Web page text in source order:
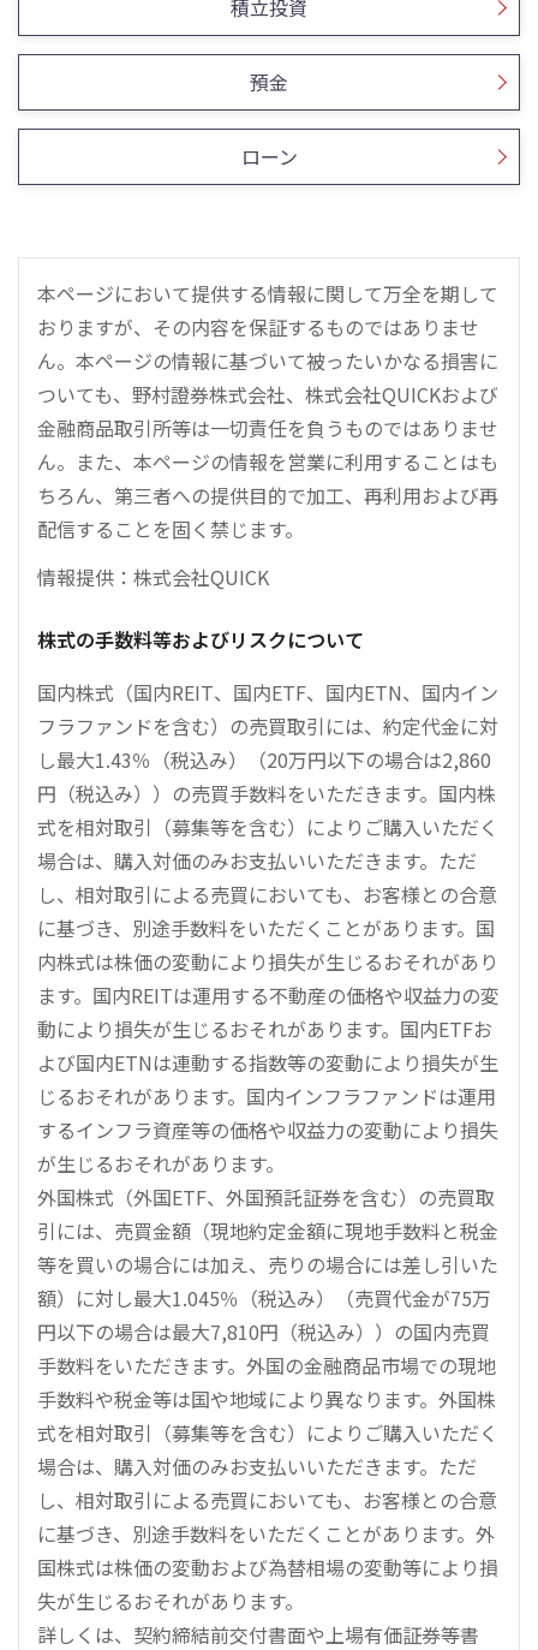
積立投資
預金
ローン
本ページにおいて提供する情報に関して万全を期して
おりますが、その内容を保証するものではありませ
ん。本ページの情報に基づいて被ったいかなる損害に
ついても、野村證券株式会社、株式会社QUICKおよび
金融商品取引所等は一切責任を負うものではありませ
ん。また、本ページの情報を営業に利用することはも
ちろん、第三者への提供目的で加工、再利用および再
配信することを固く禁じます。
情報提供：株式会社QUICK
株式の手数料等およびリスクについて
国内株式（国内REIT、国内ETF、国内ETN、国内イン
フラファンドを含む）の売買取引には、約定代金に対
し最大1.43％（税込み）（20万円以下の場合は2,860
円（税込み））の売買手数料をいただきます。国内株
式を相対取引（募集等を含む）によりご購入いただく
場合は、購入対価のみお支払いいただきます。ただ
し、相対取引による売買においても、お客様との合意
に基づき、別途手数料をいただくことがあります。国
内株式は株価の変動により損失が生じるおそれがあり
ます。国内REITは運用する不動産の価格や収益力の変
動により損失が生じるおそれがあります。国内ETFお
よび国内ETNは連動する指数等の変動により損失が生
じるおそれがあります。国内インフラファンドは運用
するインフラ資産等の価格や収益力の変動により損失
が生じるおそれがあります。
外国株式（外国ETF、外国預託証券を含む）の売買取
引には、売買金額（現地約定金額に現地手数料と税金
等を買いの場合には加え、売りの場合には差し引いた
額）に対し最大1.045％（税込み）（売買代金が75万
円以下の場合は最大7,810円（税込み））の国内売買
手数料をいただきます。外国の金融商品市場での現地
手数料や税金等は国や地域により異なります。外国株
式を相対取引（募集等を含む）によりご購入いただく
場合は、購入対価のみお支払いいただきます。ただ
し、相対取引による売買においても、お客様との合意
に基づき、別途手数料をいただくことがあります。外
国株式は株価の変動および為替相場の変動等により損
失が生じるおそれがあります。
詳しくは、契約締結前交付書面や上場有価証券等書